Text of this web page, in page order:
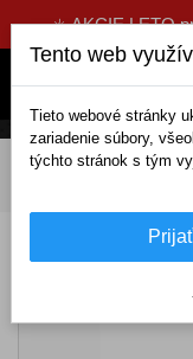
☀️ AKCIE LETO
DOMOV
Kľúčenka
Tento web
Tieto webové stránky
zariadenie súbory,
týchto stránok s tým